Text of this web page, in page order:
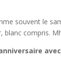
souvent le
compris.